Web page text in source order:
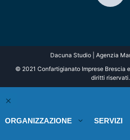
Dacuna Studio | Agenzia
© 2021 Confartigianato Imprese Brescia
diritti riservati.
ORGANIZZAZIONE SERVIZI